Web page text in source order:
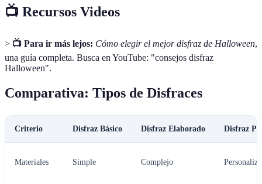
📺 Recursos Videos
> 📺 Para ir más lejos: Cómo elegir el mejor disfraz de Halloween,
una guía completa. Busca en YouTube: "consejos disfraz
Halloween".
Comparativa: Tipos de Disfraces
Criterio Disfraz Básico Disfraz Elaborado Disfraz
Materiales Simple Complejo